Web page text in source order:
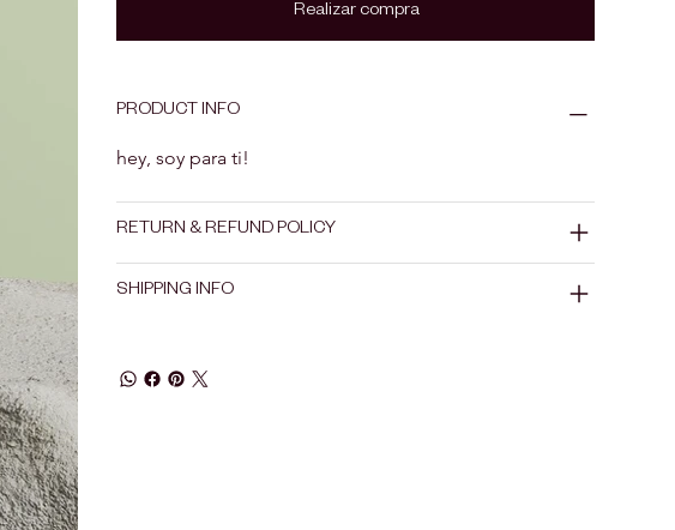
Realizar compra
PRODUCT INFO
hey, soy para ti!
RETURN & REFUND POLICY
SHIPPING INFO